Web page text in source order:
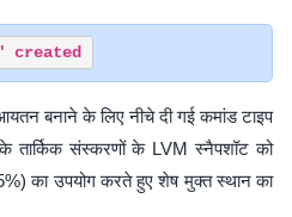
बनाने के लिए नीचे दी गई कमांड टाइप
संस्करणों के LVM स्नैपशॉट को
का उपयोग करते हुए शेष मुक्त स्थान का